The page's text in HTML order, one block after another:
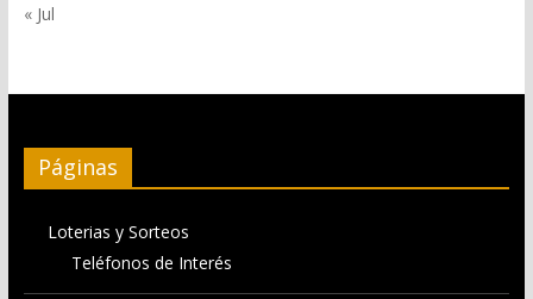
« Jul
Páginas
Loterias y Sorteos
Teléfonos de Interés